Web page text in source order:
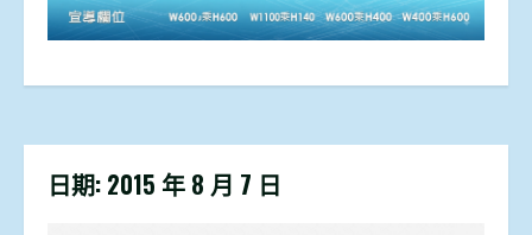
日期: 2015 年 8 月 7 日